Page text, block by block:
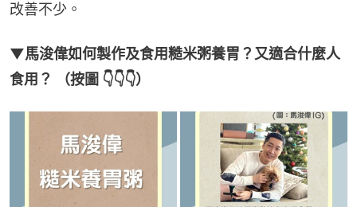
改善不少。
▼馬浚偉如何製作及食用糙米粥養胃？又適合什麼人
食用？ （按圖 👇👇👇）